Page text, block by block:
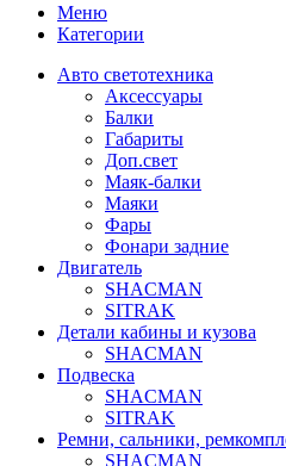
Меню
Категории
Авто светотехника
Аксессуары
Балки
Габариты
Доп.свет
Маяк-балки
Маяки
Фары
Фонари задние
Двигатель
SHACMAN
SITRAK
Детали кабины и кузова
SHACMAN
Подвеска
SHACMAN
SITRAK
Ремни, сальники,
SHACMAN